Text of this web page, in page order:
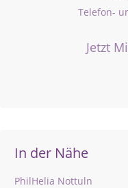
Telefon-
Jetzt
In der Nähe
PhilHelia Nottuln